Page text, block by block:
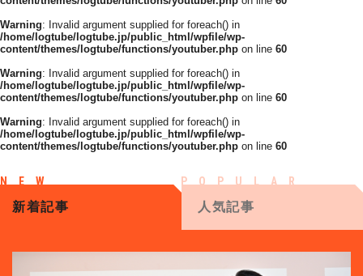
Warning: Invalid argument supplied for foreach() in
/home/logtube/logtube.jp/public_html/wpfile/wp-
content/themes/logtube/functions/youtuber.php on line 60
Warning: Invalid argument supplied for foreach() in
/home/logtube/logtube.jp/public_html/wpfile/wp-
content/themes/logtube/functions/youtuber.php on line 60
Warning: Invalid argument supplied for foreach() in
/home/logtube/logtube.jp/public_html/wpfile/wp-
content/themes/logtube/functions/youtuber.php on line 60
新着記事 人気記事